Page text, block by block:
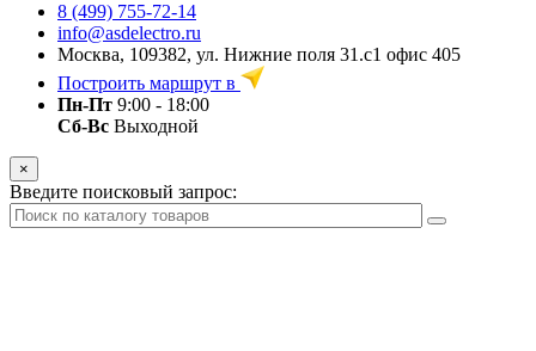
8 (499) 755-72-14
info@asdelectro.ru
Москва, 109382, ул. Нижние поля 31.с1 офис 405
Построить маршрут в
Пн-Пт 9:00 - 18:00
Сб-Вс Выходной
×
Введите поисковый запрос: